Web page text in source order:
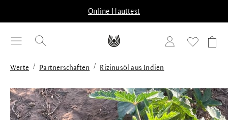
Online Hauttest
Werte / Partnerschaften / Rizinusöl aus Indien